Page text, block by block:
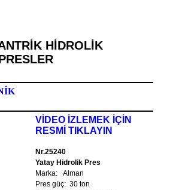
HİDROLİK
VİDEO İZLEMEK İÇİN
RESMİ TIKLAYIN
Nr.25240
Yatay Hidrolik Pres
Marka: Alman
Pres güç: 30 ton